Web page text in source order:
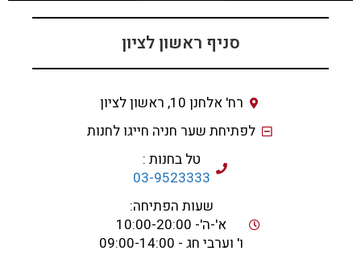
סניף ראשון לציון
רח' אלחנן 10, ראשון לציון
לפתיחת שער חניה חייגו לחנות
טל בחנות :
03-9523333
שעות הפתיחה:
א'-ה'- 10:00-20:00
ו' וערבי חג - 09:00-14:00